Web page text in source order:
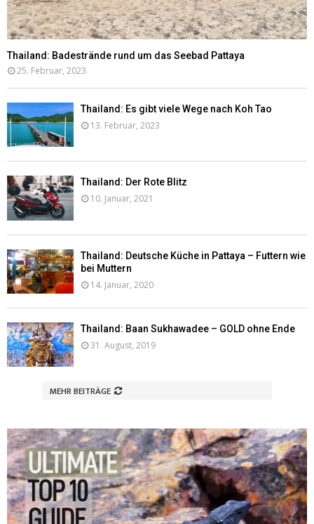
Thailand: Badestrände rund um das Seebad Pattaya
25. Februar, 2023
Thailand: Es gibt viele Wege nach Koh Tao
13. Februar, 2023
Thailand: Der Rote Blitz
10. Januar, 2021
Thailand: Deutsche Küche in Pattaya – Futtern wie
bei Muttern
14. Januar, 2020
Thailand: Baan Sukhawadee – GOLD ohne Ende
31. August, 2019
MEHR BEITRÄGE